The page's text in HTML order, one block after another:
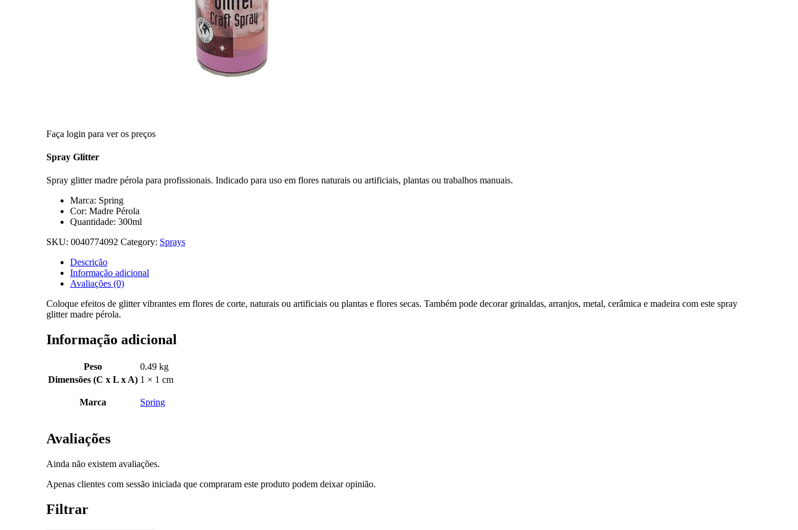
Faça login para ver os preços
Spray Glitter
Spray glitter madre pérola para profissionais. Indicado para uso em flores naturais ou artificiais, plantas ou trabalhos manuais.
Marca: Spring
Cor: Madre Pérola
Quantidade: 300ml
SKU: 0040774092 Category: Sprays
Descrição
Informação adicional
Avaliações (0)
Coloque efeitos de glitter vibrantes em flores de corte, naturais ou artificiais ou plantas e flores secas. Também pode decorar grinaldas, arranjos, metal, cerâmica e madeira com este spray
glitter madre pérola.
Informação adicional
Peso
0.49 kg
Dimensões (C x L x A) 1 × 1 cm
Marca Spring
Avaliações
Ainda não existem avaliações.
Apenas clientes com sessão iniciada que compraram este produto podem deixar opinião.
Filtrar